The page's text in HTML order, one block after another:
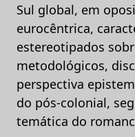
Sul global, em
eurocêntrica,
estereotipados
metodológicos,
perspectiva
do pós-colonial,
temática do